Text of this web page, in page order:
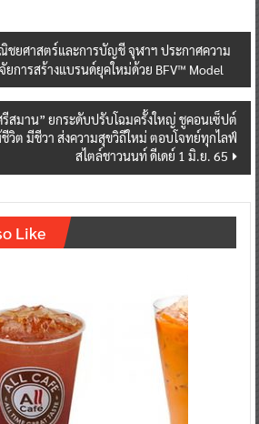
ชยศาสตร์และการบัญชี จุฬาฯ ประกาศความ
การสร้างแบรนด์ยุคใหม่ด้วย BFV™ Model
สมาน” ยกระดับปรับโฉมครั้งใหญ่ ชูคอนเซ็ปต์
ชีวิต มีชีวา ส่งความสุขวิถีใหม่ ตอบโจทย์ทุกไลฟ์
สไตล์ชาวนนท์ ดีเดย์ 1 มิ.ย. 65
Like